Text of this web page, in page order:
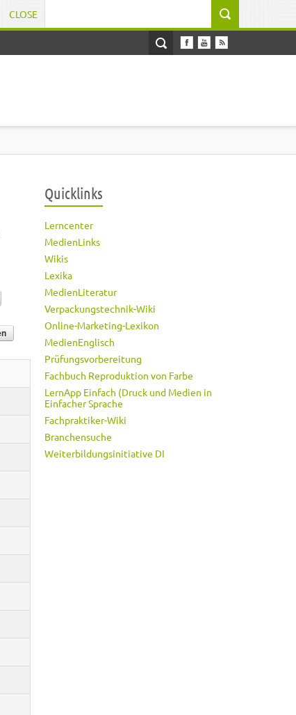
CLOSE
Quicklinks
Lerncenter
MedienLinks
Wikis
Lexika
MedienLiteratur
Verpackungstechnik-Wiki
Online-Marketing-Lexikon
MedienEnglisch
Prüfungsvorbereitung
Fachbuch Reproduktion von Farbe
LernApp Einfach (Druck und Medien in
Einfacher Sprache
Fachpraktiker-Wiki
Branchensuche
Weiterbildungsinitiative DI